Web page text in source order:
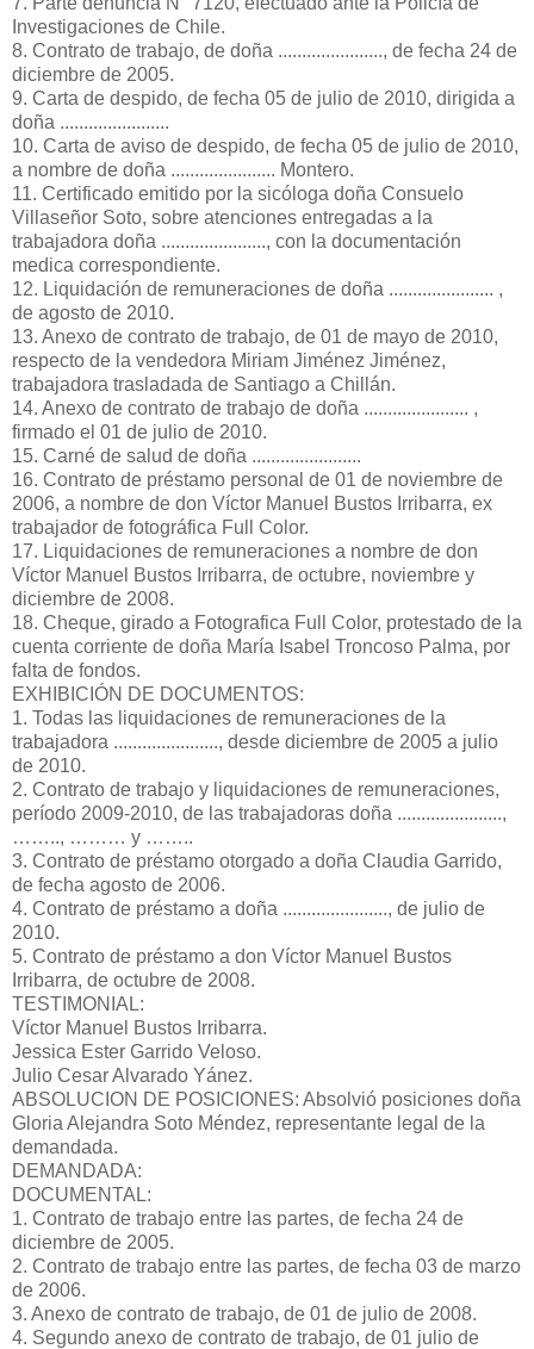
Investigaciones de Chile.
8. Contrato de trabajo, de doña ......................, de fecha 24 de
diciembre de 2005.
9. Carta de despido, de fecha 05 de julio de 2010, dirigida a
doña .......................
10. Carta de aviso de despido, de fecha 05 de julio de 2010,
a nombre de doña ...................... Montero.
11. Certificado emitido por la sicóloga doña Consuelo
Villaseñor Soto, sobre atenciones entregadas a la
trabajadora doña ......................, con la documentación
medica correspondiente.
12. Liquidación de remuneraciones de doña ...................... ,
de agosto de 2010.
13. Anexo de contrato de trabajo, de 01 de mayo de 2010,
respecto de la vendedora Miriam Jiménez Jiménez,
trabajadora trasladada de Santiago a Chillán.
14. Anexo de contrato de trabajo de doña ...................... ,
firmado el 01 de julio de 2010.
15. Carné de salud de doña .......................
16. Contrato de préstamo personal de 01 de noviembre de
2006, a nombre de don Víctor Manuel Bustos Irribarra, ex
trabajador de fotográfica Full Color.
17. Liquidaciones de remuneraciones a nombre de don
Víctor Manuel Bustos Irribarra, de octubre, noviembre y
diciembre de 2008.
18. Cheque, girado a Fotografica Full Color, protestado de la
cuenta corriente de doña María Isabel Troncoso Palma, por
falta de fondos.
EXHIBICIÓN DE DOCUMENTOS:
1. Todas las liquidaciones de remuneraciones de la
trabajadora ......................, desde diciembre de 2005 a julio
de 2010.
2. Contrato de trabajo y liquidaciones de remuneraciones,
período 2009-2010, de las trabajadoras doña ......................,
…….., ……… y ……..
3. Contrato de préstamo otorgado a doña Claudia Garrido,
de fecha agosto de 2006.
4. Contrato de préstamo a doña ......................, de julio de
2010.
5. Contrato de préstamo a don Víctor Manuel Bustos
Irribarra, de octubre de 2008.
TESTIMONIAL:
Víctor Manuel Bustos Irribarra.
Jessica Ester Garrido Veloso.
Julio Cesar Alvarado Yánez.
ABSOLUCION DE POSICIONES: Absolvió posiciones doña
Gloria Alejandra Soto Méndez, representante legal de la
demandada.
DEMANDADA:
DOCUMENTAL:
1. Contrato de trabajo entre las partes, de fecha 24 de
diciembre de 2005.
2. Contrato de trabajo entre las partes, de fecha 03 de marzo
de 2006.
3. Anexo de contrato de trabajo, de 01 de julio de 2008.
4. Segundo anexo de contrato de trabajo, de 01 julio de